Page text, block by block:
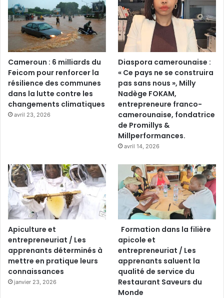
Cameroun : 6 milliards du
Feicom pour renforcer la
résilience des communes
dans la lutte contre les
changements climatiques
avril 23, 2026
Diaspora camerounaise :
« Ce pays ne se construira
pas sans nous », Milly
Nadège FOKAM,
entrepreneure franco-
camerounaise, fondatrice
de Promillys &
Millperformances.
avril 14, 2026
Apiculture et
entrepreneuriat / Les
apprenants déterminés à
mettre en pratique leurs
connaissances
janvier 23, 2026
Formation dans la filière
apicole et
entrepreneuriat / Les
apprenants saluent la
qualité de service du
Restaurant Saveurs du
Monde